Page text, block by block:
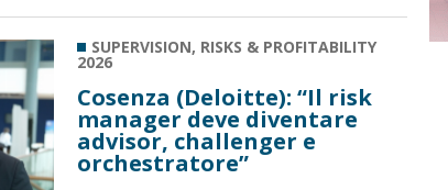
SUPERVISION, RISKS & PROFITABILITY
2026
Cosenza (Deloitte): “Il risk
manager deve diventare
advisor, challenger e
orchestratore”